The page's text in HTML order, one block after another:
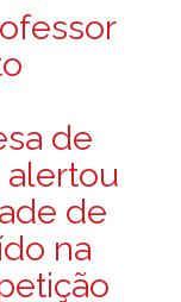
de
alertou
de
na